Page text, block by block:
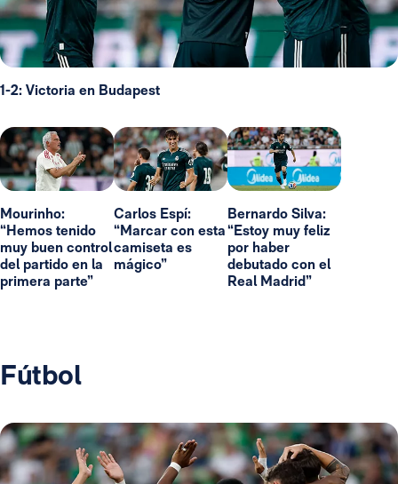
1-2: Victoria en Budapest
Mourinho:
“Hemos tenido
muy buen control
del partido en la
primera parte”
Carlos Espí:
“Marcar con esta
camiseta es
mágico”
Bernardo Silva:
“Estoy muy feliz
por haber
debutado con el
Real Madrid”
Fútbol